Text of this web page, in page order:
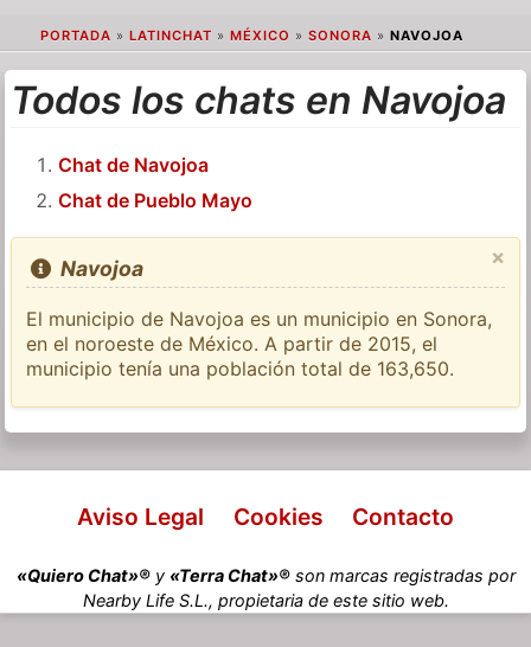
PORTADA » LATINCHAT » MÉXICO » SONORA » NAVOJOA
Todos los chats en Navojoa
Chat de Navojoa
Chat de Pueblo Mayo
×
Navojoa
El municipio de Navojoa es un municipio en Sonora,
en el noroeste de México. A partir de 2015, el
municipio tenía una población total de 163,650.
Aviso Legal Cookies Contacto
«Quiero Chat»®y «Terra Chat»®son marcas registradas por
Nearby Life S.L., propietaria de este sitio web.